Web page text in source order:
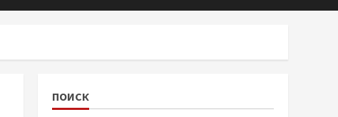
ПОИСК